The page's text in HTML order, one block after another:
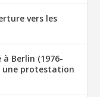
vers les
Berlin (1976-
une protestation